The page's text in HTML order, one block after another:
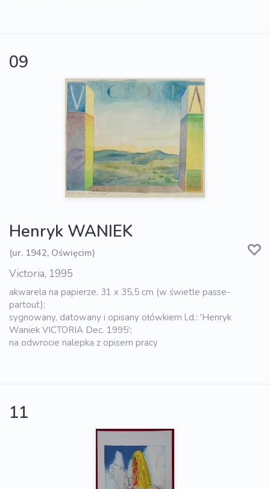
09
Henryk WANIEK
(ur. 1942, Oświęcim)
Victoria, 1995
akwarela na papierze, 31 x 35,5 cm (w świetle passe-
partout);
sygnowany, datowany i opisany ołówkiem l.d.: 'Henryk
Waniek VICTORIA Dec. 1995';
na odwrocie nalepka z opisem pracy
11